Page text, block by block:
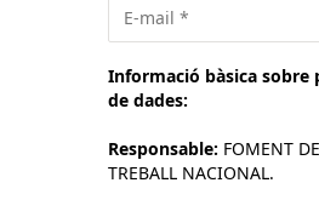
Informació bàsica sobre
de dades:
Responsable: FOMENT
TREBALL NACIONAL.